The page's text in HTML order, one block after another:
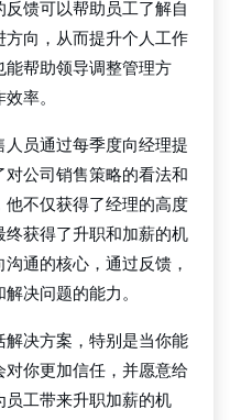
馈可以帮助员工了解自
向，从而提升个人工作
帮助领导调整管理方
率。
员通过每季度向经理提
公司销售策略的看法和
不仅获得了经理的高度
获得了升职和加薪的机
通的核心，通过反馈，
决问题的能力。
决方案，特别是当你能
你更加信任，并愿意给
工带来升职加薪的机